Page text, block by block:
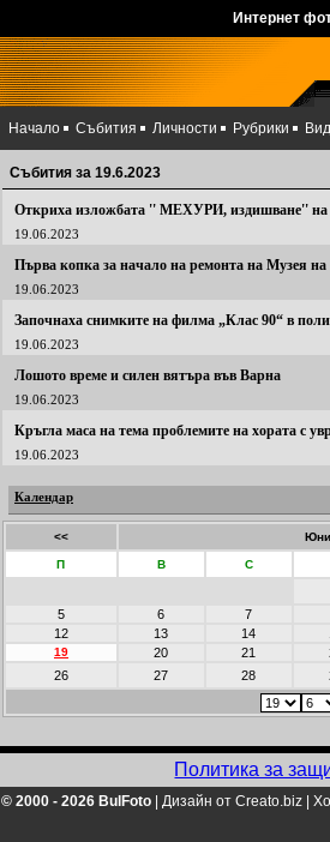
Интернет
Начало Събития Личности Рубрики
Събития за 19.6.2023
Откриха изложбата '' МЕХУРИ, издишване'' на
19.06.2023
Първа копка за начало на ремонта на Музея на
19.06.2023
Започнаха снимките на филма „Клас 90“ в
19.06.2023
Лошото време и силен вятъра във Варна
19.06.2023
Кръгла маса на тема проблемите на хората с
19.06.2023
Календар
<<
П В С
5 6
7
12
13 14
19 20 21
26
27 28
Политика за
© 2000 - 2026 BulFoto Дизайн от Creato.biz